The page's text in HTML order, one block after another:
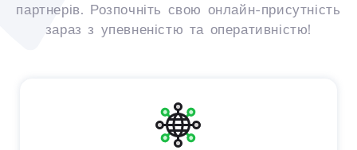
партнерів. Розпочніть свою онлайн-присутність
зараз з упевненістю та оперативністю!